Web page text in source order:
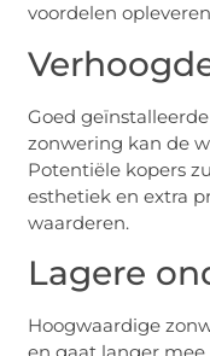
voordelen
Goed
zonwering kan de
Potentiële kopers
esthetiek en extra
waarderen.
Lagere
Hoogwaardige